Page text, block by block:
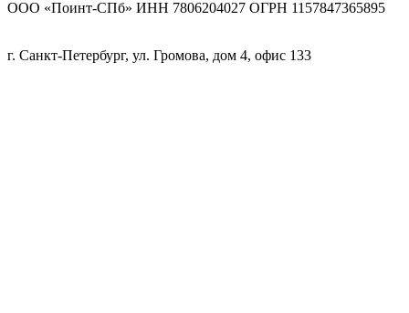
ООО «Поинт-СПб» ИНН 7806204027 ОГРН 1157847365895
г. Санкт-Петербург, ул. Громова, дом 4, офис 133